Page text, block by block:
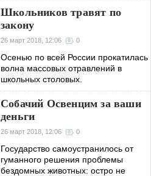
Школьников травят по
закону
26 март 2018, 12:06 0
Осенью по всей России прокатилась
волна массовых отравлений в
школьных столовых.
Собачий Освенцим за ваши
деньги
26 март 2018, 12:06 0
Государство самоустранилось от
гуманного решения проблемы
бездомных животных: остро не